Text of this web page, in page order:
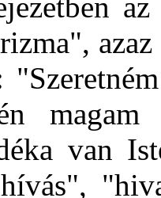
magam
van